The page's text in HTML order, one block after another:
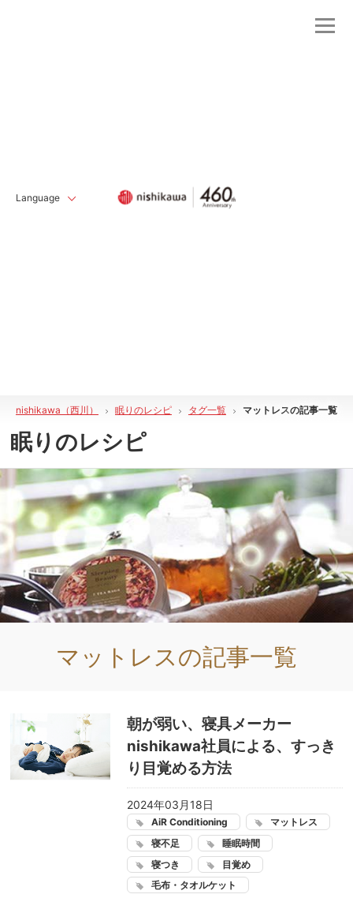
Language
nishikawa（西川） 眠りのレシピ タグ一覧 マットレスの記事一覧
眠りのレシピ
マットレスの記事一覧
朝が弱い、寝具メーカー
nishikawa社員による、すっき
り目覚める方法
2024年03月18日
AiR Conditioning
マットレス
寝不足
睡眠時間
寝つき
目覚め
毛布・タオルケット